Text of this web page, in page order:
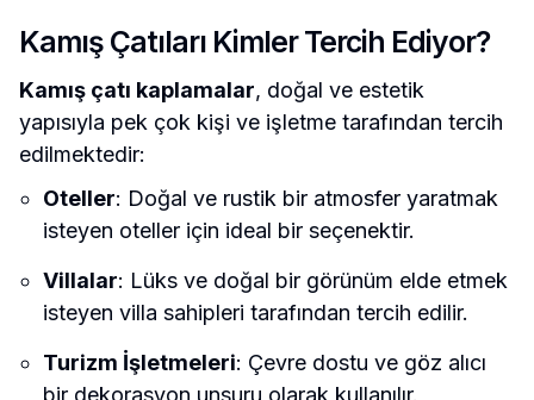
Kamış Çatıları Kimler Tercih Ediyor?
Kamış çatı kaplamalar, doğal ve estetik
yapısıyla pek çok kişi ve işletme tarafından tercih
edilmektedir:
Oteller: Doğal ve rustik bir atmosfer yaratmak
isteyen oteller için ideal bir seçenektir.
Villalar: Lüks ve doğal bir görünüm elde etmek
isteyen villa sahipleri tarafından tercih edilir.
Turizm İşletmeleri: Çevre dostu ve göz alıcı
bir dekorasyon unsuru olarak kullanılır.